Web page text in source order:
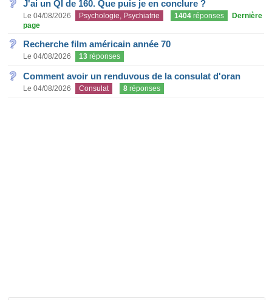
J'ai un QI de 160. Que puis je en conclure ?
Le 04/08/2026 Psychologie, Psychiatrie 1404 réponses
Dernière
page
Recherche film américain année 70
Le 04/08/2026 13 réponses
Comment avoir un renduvous de la consulat d'oran
Le 04/08/2026 Consulat 8 réponses